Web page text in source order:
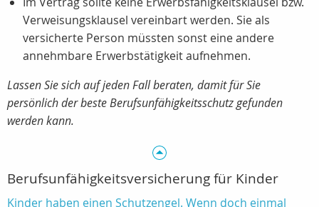
Verweisungsklausel vereinbart werden. Sie als
versicherte Person müssten sonst eine andere
annehmbare Erwerbstätigkeit aufnehmen.
Lassen Sie sich auf jeden Fall beraten, damit für Sie
persönlich der beste Berufsunfähigkeitsschutz gefunden
werden kann.
Berufsunfähigkeitsversicherung für Kinder
Kinder haben einen Schutzengel. Wenn doch einmal